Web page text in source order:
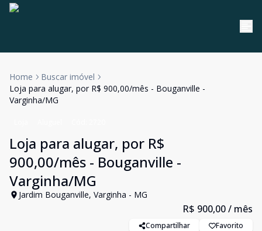
Home
Buscar imóvel
Loja para alugar, por R$ 900,00/mês - Bouganville -
Varginha/MG
Loja para alugar, por R$
900,00/mês - Bouganville -
Varginha/MG
Jardim Bouganville, Varginha - MG
R$ 900,00/ mês
Compartilhar Favorito